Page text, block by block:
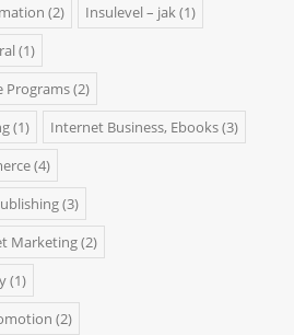
(2) Insulevel – jak (1)
(1)
Programs(2)
(1) Internet Business, Ebooks(3)
(4)
(3)
Marketing(2)
(1)
(2)